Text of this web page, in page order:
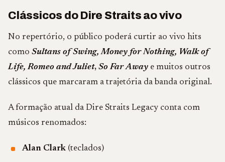
Clássicos do Dire Straits ao vivo
No repertório, o público poderá curtir ao vivo hits
como Sultans of Swing,Money for Nothing, Walk of
Life,Romeo and Juliet, So Far Away e muitos outros
clássicos que marcaram a trajetória da banda original.
A formação atual da Dire Straits Legacy conta com
músicos renomados:
Alan Clark (teclados)